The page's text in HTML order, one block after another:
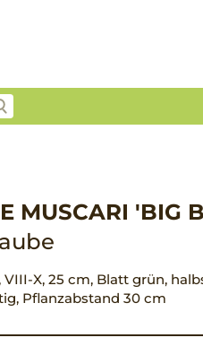
MUSCARI 'BIG
X, 25 cm, Blatt grün,
Pflanzabstand 30 cm